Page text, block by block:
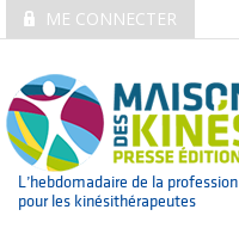
ME CONNECTER
L’hebdomadaire de la profession
pour les kinésithérapeutes